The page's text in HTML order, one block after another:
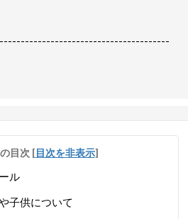
目次 [目次を非表示]
ル
子供について